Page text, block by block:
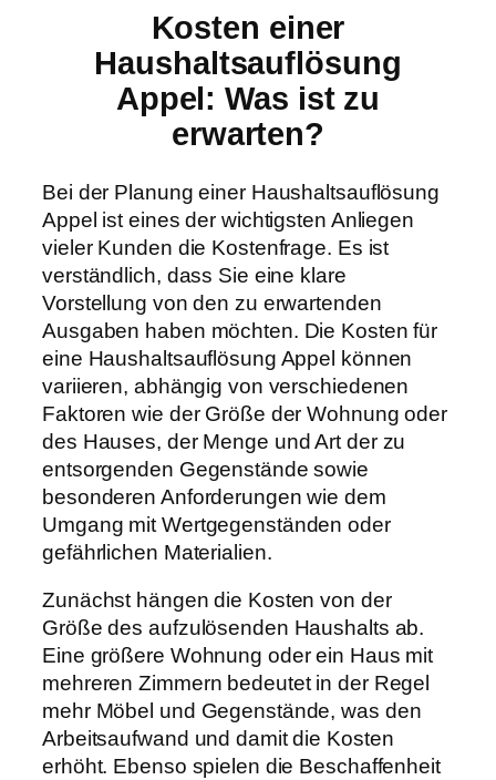
Kosten einer
Haushaltsauflösung
Appel: Was ist zu
erwarten?
Bei der Planung einer Haushaltsauflösung
Appel ist eines der wichtigsten Anliegen
vieler Kunden die Kostenfrage. Es ist
verständlich, dass Sie eine klare
Vorstellung von den zu erwartenden
Ausgaben haben möchten. Die Kosten für
eine Haushaltsauflösung Appel können
variieren, abhängig von verschiedenen
Faktoren wie der Größe der Wohnung oder
des Hauses, der Menge und Art der zu
entsorgenden Gegenstände sowie
besonderen Anforderungen wie dem
Umgang mit Wertgegenständen oder
gefährlichen Materialien.
Zunächst hängen die Kosten von der
Größe des aufzulösenden Haushalts ab.
Eine größere Wohnung oder ein Haus mit
mehreren Zimmern bedeutet in der Regel
mehr Möbel und Gegenstände, was den
Arbeitsaufwand und damit die Kosten
erhöht. Ebenso spielen die Beschaffenheit